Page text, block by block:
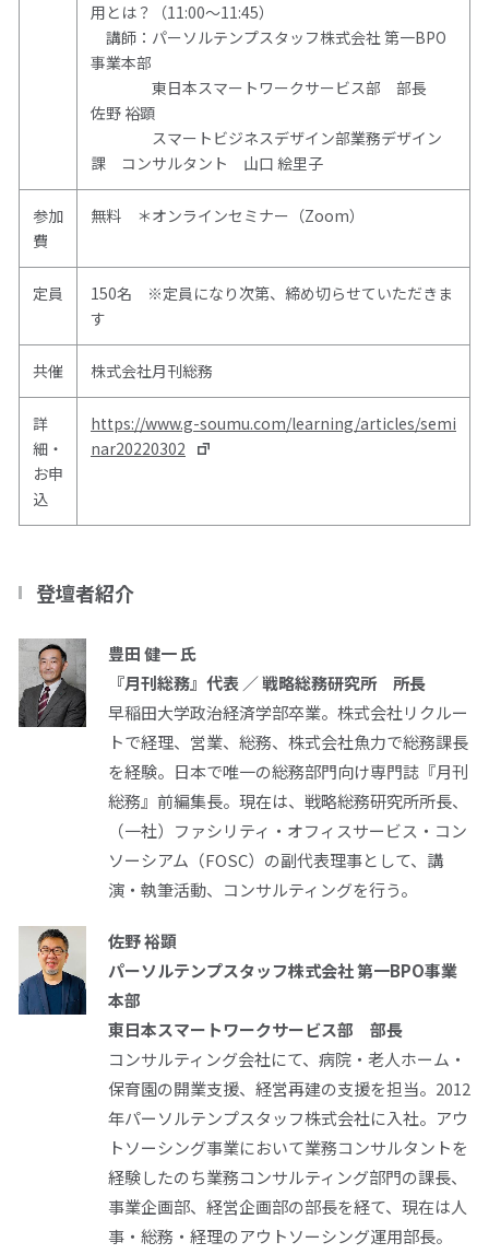
用とは？（11:00～11:45）
講師：パーソルテンプスタッフ株式会社 第一BPO
事業本部
東日本スマートワークサービス部 部長
佐野 裕顕
スマートビジネスデザイン部業務デザイン
課 コンサルタント 山口 絵里子
参加
費
無料 ＊オンラインセミナー（Zoom）
定員
150名 ※定員になり次第、締め切らせていただきま
す
共催 株式会社月刊総務
詳
細・
お申
込
https://www.g-soumu.com/learning/articles/semi
nar20220302
登壇者紹介
豊田 健一 氏
『月刊総務』代表 ／ 戦略総務研究所 所長
早稲田大学政治経済学部卒業。株式会社リクルー
トで経理、営業、総務、株式会社魚力で総務課長
を経験。日本で唯一の総務部門向け専門誌『月刊
総務』前編集長。現在は、戦略総務研究所所長、
（一社）ファシリティ・オフィスサービス・コン
ソーシアム（FOSC）の副代表理事として、講
演・執筆活動、コンサルティングを行う。
佐野 裕顕
パーソルテンプスタッフ株式会社 第一BPO事業
本部
東日本スマートワークサービス部 部長
コンサルティング会社にて、病院・老人ホーム・
保育園の開業支援、経営再建の支援を担当。2012
年パーソルテンプスタッフ株式会社に入社。アウ
トソーシング事業において業務コンサルタントを
経験したのち業務コンサルティング部門の課長、
事業企画部、経営企画部の部長を経て、現在は人
事・総務・経理のアウトソーシング運用部長。